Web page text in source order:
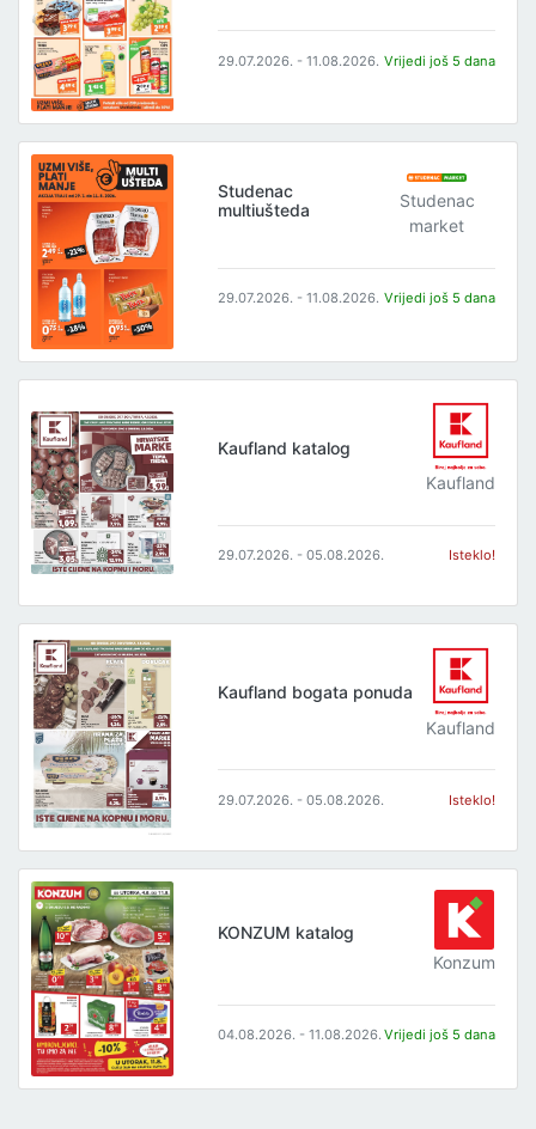
29.07.2026. - 11.08.2026. Vrijedi još 5 dana
Studenac
multiušteda
Studenac
market
29.07.2026. - 11.08.2026. Vrijedi još 5 dana
Kaufland katalog
Kaufland
29.07.2026. - 05.08.2026. Isteklo!
Kaufland bogata ponuda
Kaufland
29.07.2026. - 05.08.2026. Isteklo!
KONZUM katalog
Konzum
04.08.2026. - 11.08.2026. Vrijedi još 5 dana